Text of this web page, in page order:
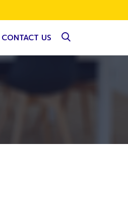
CONTACT US